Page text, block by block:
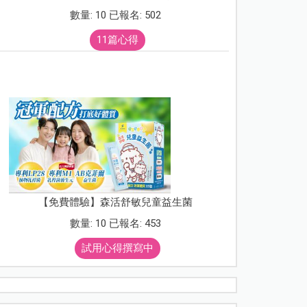
數量: 10 已報名: 502
11篇心得
【免費體驗】森活舒敏兒童益生菌
數量: 10 已報名: 453
試用心得撰寫中